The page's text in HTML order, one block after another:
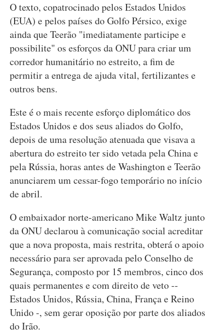
O texto, copatrocinado pelos Estados Unidos
(EUA) e pelos países do Golfo Pérsico, exige
ainda que Teerão "imediatamente participe e
possibilite" os esforços da ONU para criar um
corredor humanitário no estreito, a fim de
permitir a entrega de ajuda vital, fertilizantes e
outros bens.
Este é o mais recente esforço diplomático dos
Estados Unidos e dos seus aliados do Golfo,
depois de uma resolução atenuada que visava a
abertura do estreito ter sido vetada pela China e
pela Rússia, horas antes de Washington e Teerão
anunciarem um cessar-fogo temporário no início
de abril.
O embaixador norte-americano Mike Waltz junto
da ONU declarou à comunicação social acreditar
que a nova proposta, mais restrita, obterá o apoio
necessário para ser aprovada pelo Conselho de
Segurança, composto por 15 membros, cinco dos
quais permanentes e com direito de veto --
Estados Unidos, Rússia, China, França e Reino
Unido -, sem gerar oposição por parte dos aliados
do Irão.